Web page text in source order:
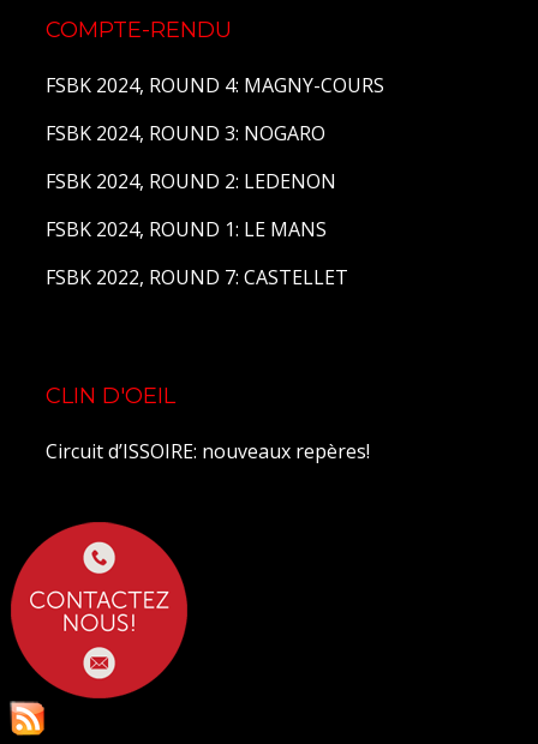
COMPTE-RENDU
FSBK 2024, ROUND 4: MAGNY-COURS
FSBK 2024, ROUND 3: NOGARO
FSBK 2024, ROUND 2: LEDENON
FSBK 2024, ROUND 1: LE MANS
FSBK 2022, ROUND 7: CASTELLET
CLIN D'OEIL
Circuit d’ISSOIRE: nouveaux repères!